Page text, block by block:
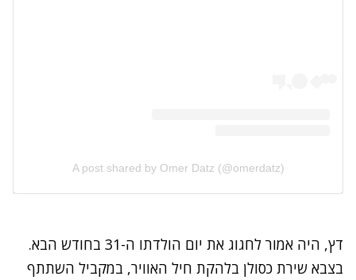
A post shared by Omer Datz (@omerdatz)
דץ, היה אמור לחגוג את יום הולדתו ה-31 בחודש הבא.
בצבא שירת כסולן בלהקת חיל האוויר, במקביל השתתף